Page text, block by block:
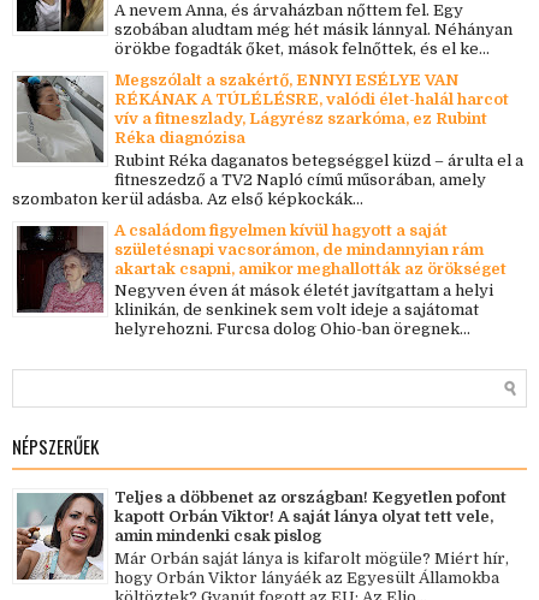
A nevem Anna, és árvaházban nőttem fel. Egy
szobában aludtam még hét másik lánnyal. Néhányan
örökbe fogadták őket, mások felnőttek, és el ke...
Megszólalt a szakértő, ENNYI ESÉLYE VAN
RÉKÁNAK A TÚLÉLÉSRE, valódi élet-halál harcot
vív a fitneszlady, Lágyrész szarkóma, ez Rubint
Réka diagnózisa
Rubint Réka daganatos betegséggel küzd – árulta el a
fitneszedző a TV2 Napló című műsorában, amely
szombaton kerül adásba. Az első képkockák...
A családom figyelmen kívül hagyott a saját
születésnapi vacsorámon, de mindannyian rám
akartak csapni, amikor meghallották az örökséget
Negyven éven át mások életét javítgattam a helyi
klinikán, de senkinek sem volt ideje a sajátomat
helyrehozni. Furcsa dolog Ohio-ban öregnek...
NÉPSZERŰEK
Teljes a döbbenet az országban! Kegyetlen pofont
kapott Orbán Viktor! A saját lánya olyat tett vele,
amin mindenki csak pislog
Már Orbán saját lánya is kifarolt mögüle? Miért hír,
hogy Orbán Viktor lányáék az Egyesült Államokba